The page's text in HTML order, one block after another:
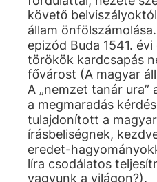
követő
állam
epizód Buda 1541.
törökök kardcsapás
fővárost (A magyar
A „nemzet tanár
a megmaradás
tulajdonított a
írásbeliségnek,
eredet-
líra csodálatos
vagyunk a világon?).